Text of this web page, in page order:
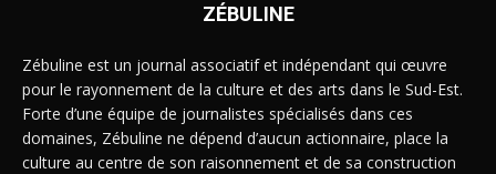
ZÉBULINE
Zébuline est un journal associatif et indépendant qui œuvre
pour le rayonnement de la culture et des arts dans le Sud-Est.
Forte d’une équipe de journalistes spécialisés dans ces
domaines, Zébuline ne dépend d’aucun actionnaire, place la
culture au centre de son raisonnement et de sa construction